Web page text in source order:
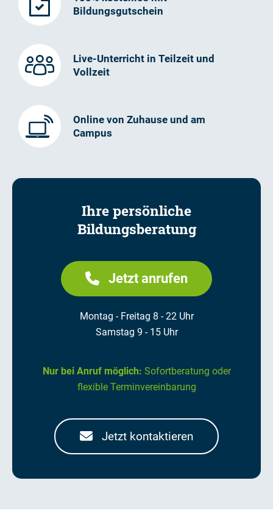
Bildungsgutschein
Live-Unterricht in Teilzeit und
Vollzeit
Online von Zuhause und am
Campus
Ihre persönliche
Bildungsberatung
Jetzt anrufen
Montag - Freitag 8 - 22 Uhr
Samstag 9 - 15 Uhr
Nur bei Anruf möglich: Sofortberatung oder
flexible Terminvereinbarung
Jetzt kontaktieren